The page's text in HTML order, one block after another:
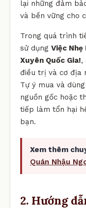
lại những đảm
và bền vững cho
Trong quá trình
sử dụng Việc Nhẹ
Xuyên Quốc Gia!,
điều trị và cơ địa
Tự ý mua và
nguồn gốc hoặc
tiếp làm tổn hại
bạn.
Xem thêm
Quán Nhậu
2. Hướng